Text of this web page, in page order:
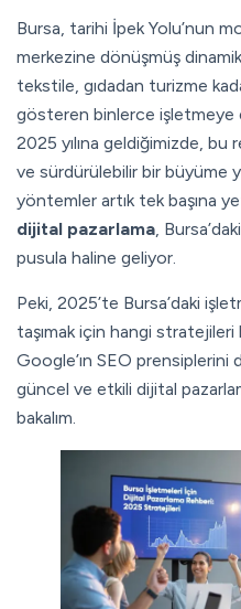
Bursa, tarihi İpek Yolu’nun
merkezine dönüşmüş
tekstile, gıdadan turizme
gösteren binlerce işletmeye
2025 yılına geldiğimizde,
ve sürdürülebilir bir büyüme
yöntemler artık tek başına
dijital pazarlama,
pusula haline geliyor.
Peki, 2025’te Bursa’daki
taşımak için hangi
Google’ın SEO
güncel ve etkili dijital
bakalım.